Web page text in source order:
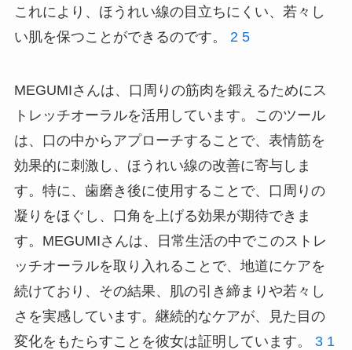
これにより、ほうれい線の目立ちにくい、若々し
い肌を保つことができるのです。 2 5
MEGUMIさんは、口周りの筋肉を鍛えるためにス
トレッチオーラルを活用しています。このツール
は、口の中からアプローチすることで、表情筋を
効果的に刺激し、ほうれい線の改善に寄与しま
す。特に、歯磨き後に使用することで、口周りの
凝りをほぐし、口角を上げる効果が期待できま
す。MEGUMIさんは、日常生活の中でこのストレ
ッチオーラルを取り入れることで、地道にケアを
続けており、その結果、肌の引き締まりや若々し
さを実感しています。継続的なケアが、見た目の
変化をもたらすことを彼女は証明しています。 3 1